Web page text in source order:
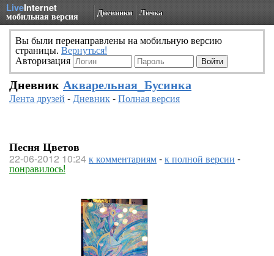
LiveInternet
мобильная версия Дневники Личка
Вы были перенаправлены на мобильную версию
страницы. Вернуться!
Авторизация
Дневник Акварельная_Бусинка
Лента друзей -Дневник-Полная версия
Песня Цветов
22-06-2012 10:24к комментариям-к полной версии -
понравилось!